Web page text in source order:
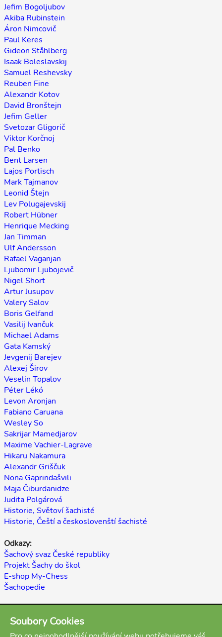
Jefim Bogoljubov
Akiba Rubinstein
Áron Nimcovič
Paul Keres
Gideon Ståhlberg
Isaak Boleslavskij
Samuel Reshevsky
Reuben Fine
Alexandr Kotov
David Bronštejn
Jefim Geller
Svetozar Gligorič
Viktor Korčnoj
Pal Benko
Bent Larsen
Lajos Portisch
Mark Tajmanov
Leonid Štejn
Lev Polugajevskij
Robert Hübner
Henrique Mecking
Jan Timman
Ulf Andersson
Rafael Vaganjan
Ljubomir Ljubojevič
Nigel Short
Artur Jusupov
Valery Salov
Boris Gelfand
Vasilij Ivančuk
Michael Adams
Gata Kamský
Jevgenij Barejev
Alexej Širov
Veselin Topalov
Péter Lékó
Levon Aronjan
Fabiano Caruana
Wesley So
Sakrijar Mamedjarov
Maxime Vachier-Lagrave
Hikaru Nakamura
Alexandr Griščuk
Nona Gaprindašvili
Maja Čiburdanidze
Judita Polgárová
Historie, Světoví šachisté
Historie, Čeští a českoslovenští šachisté
Odkazy:
Šachový svaz České republiky
Projekt Šachy do škol
E-shop My-Chess
Šachopedie
(autoři: Miloslav Vanka, Martin Beil, Antonín Čížek, stav:
Soubory Cookies